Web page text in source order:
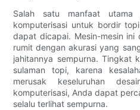
Salah satu manfaat utama
komputerisasi untuk bordir
dapat dicapai. Mesin-mesin
rumit dengan akurasi yang
jahitannya sempurna. Tingkat
sulaman topi, karena
merusak keseluruhan
komputerisasi, Anda dapat
selalu terlihat sempurna.